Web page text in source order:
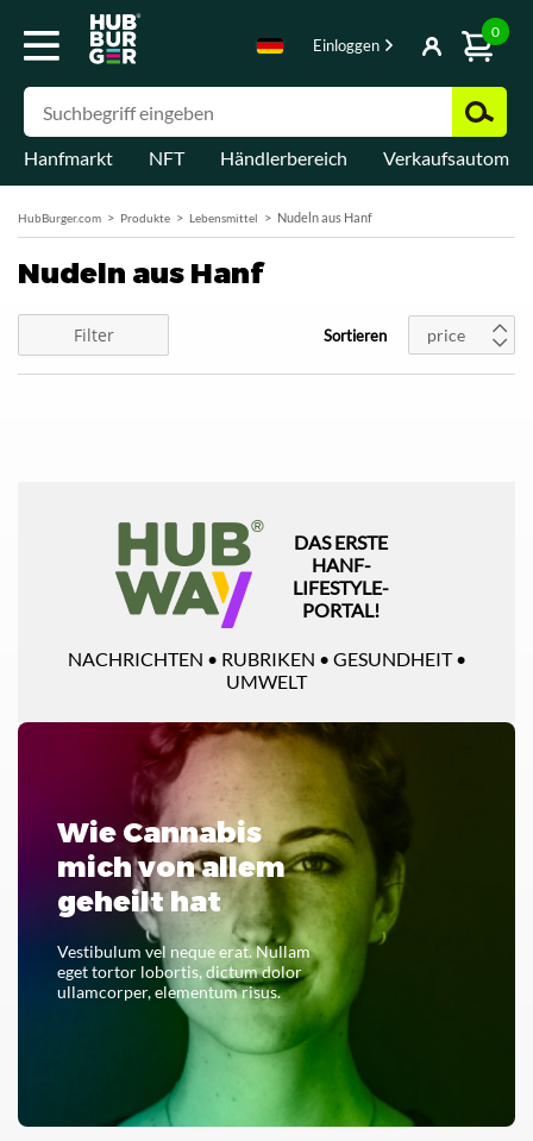
Einloggen
0
Hanfmarkt NFT Händlerbereich
HubBurger.com Produkte Lebensmittel Nudeln aus Hanf
Nudeln aus Hanf
Filter Sortieren price
DAS ERSTE
HANF-
LIFESTYLE-
PORTAL!
NACHRICHTEN • RUBRIKEN • GESUNDHEIT •
UMWELT
Wie Cannabis
mich von allem
geheilt hat
Vestibulum vel neque erat. Nullam
eget tortor lobortis, dictum dolor
ullamcorper, elementum risus.
LESEN SIE DAS GANZE